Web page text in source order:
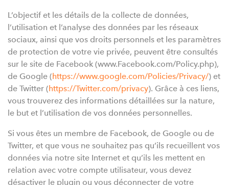
L’objectif et les détails de la collecte de données,
l’utilisation et l’analyse des données par les réseaux
sociaux, ainsi que vos droits personnels et les paramètres
de protection de votre vie privée, peuvent être consultés
sur le site de Facebook (www.Facebook.com/Policy.php),
de Google (https://www.google.com/Policies/Privacy/) et
de Twitter (https://Twitter.com/privacy). Grâce à ces liens,
vous trouverez des informations détaillées sur la nature,
le but et l’utilisation de vos données personnelles.
Si vous êtes un membre de Facebook, de Google ou de
Twitter, et que vous ne souhaitez pas qu’ils recueillent vos
données via notre site Internet et qu’ils les mettent en
relation avec votre compte utilisateur, vous devez
désactiver le plugin ou vous déconnecter de votre